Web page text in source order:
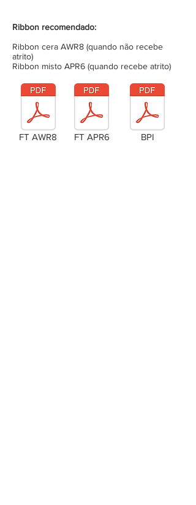
Ribbon recomendado:
Ribbon cera AWR8 (quando não recebe
atrito)
Ribbon misto APR6 (quando recebe atrito)
FT AWR8 FT APR6 BPI